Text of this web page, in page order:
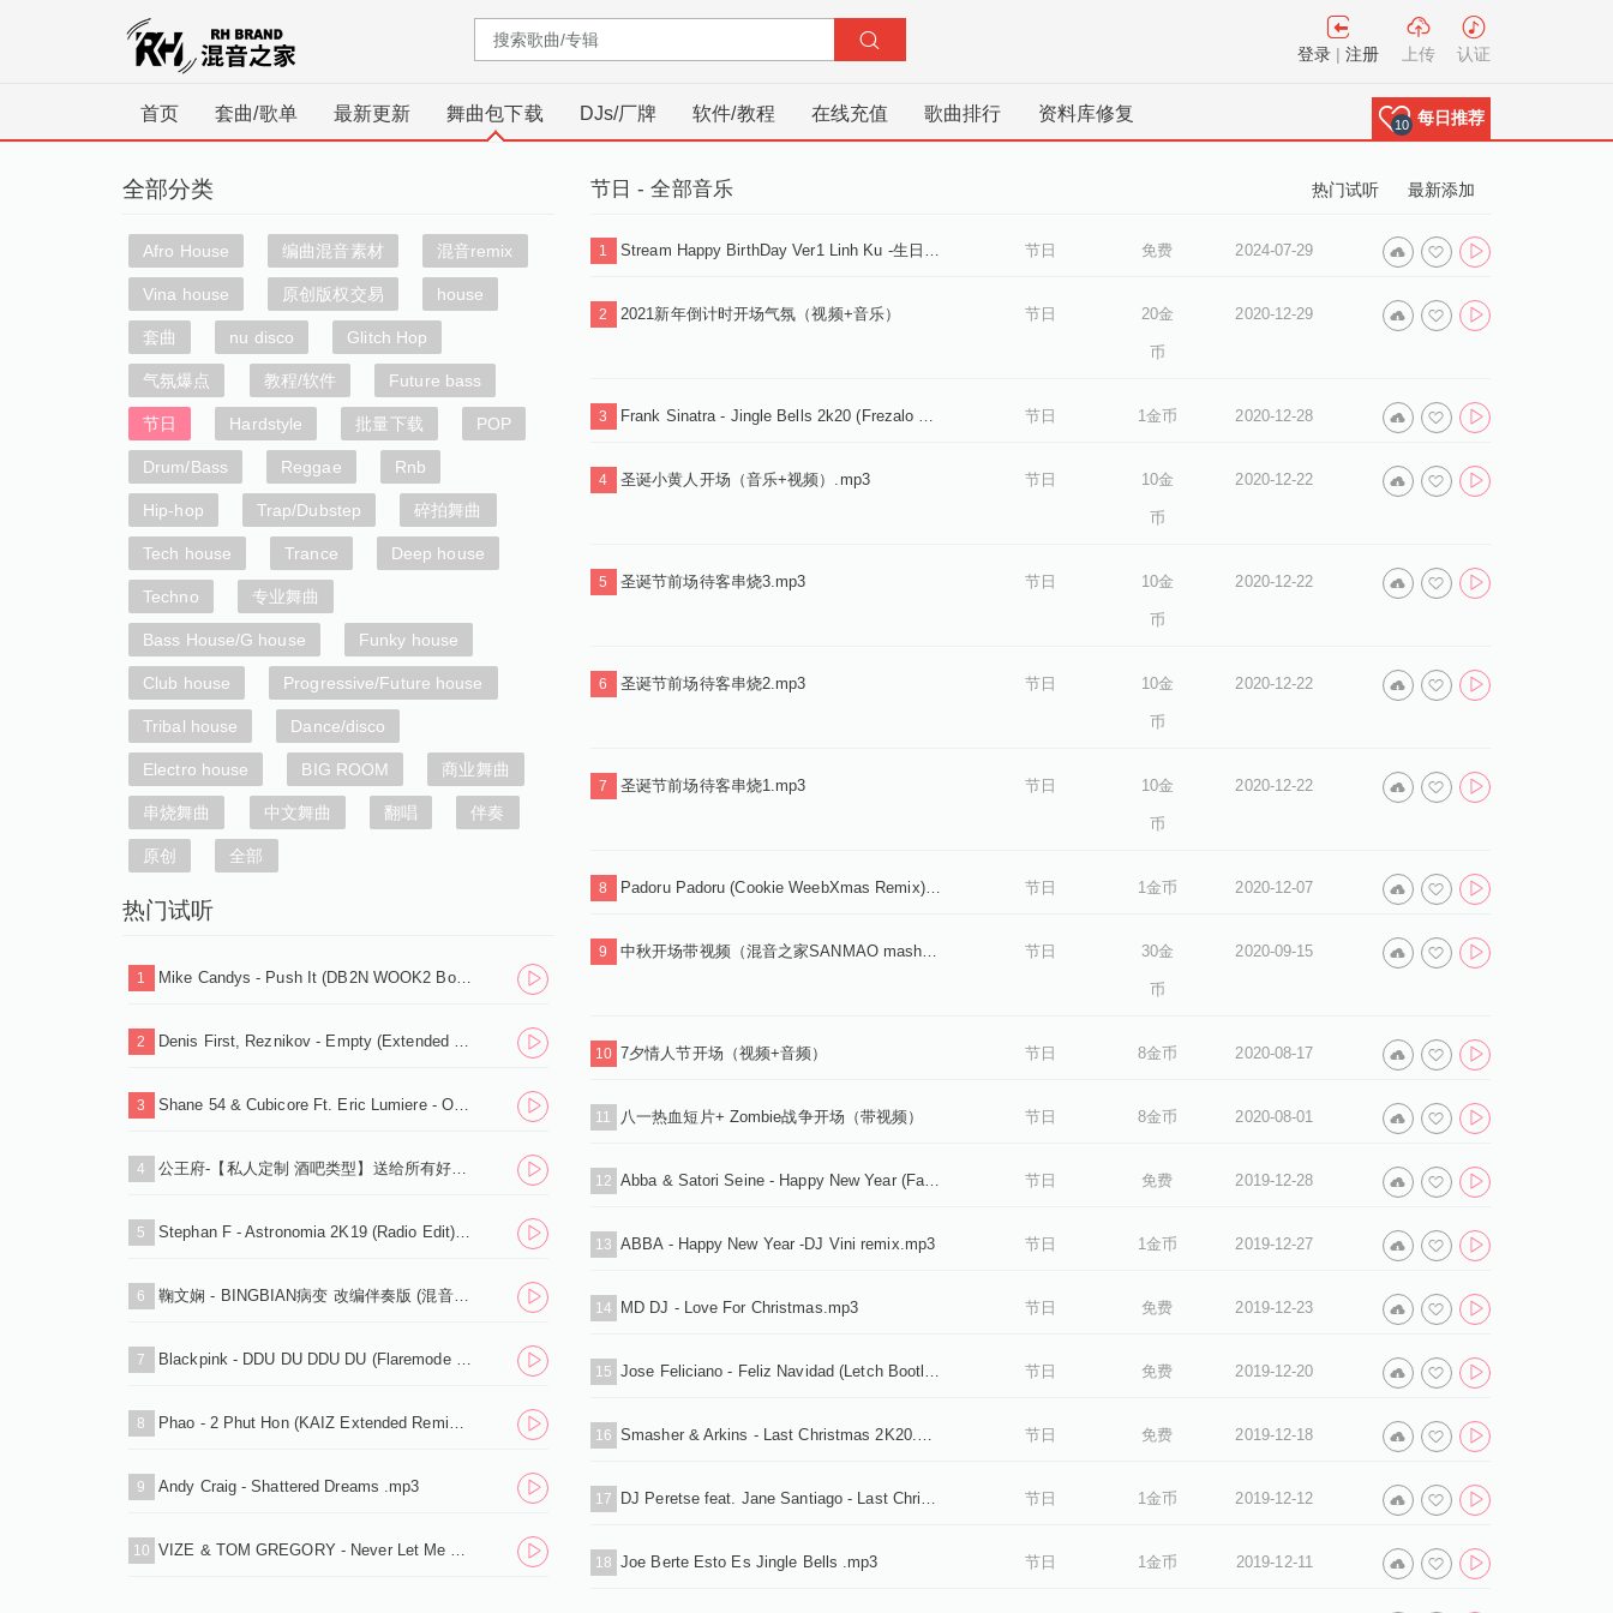
登录 |注册 上传 认证
首页 套曲/歌单 最新更新 舞曲包下载 DJs/厂牌 软件/教程 在线充值 歌曲排行 资料库修复
10 每日推荐
全部分类
Afro House 编曲混音素材 混音remix
Vina house 原创版权交易 house
套曲 nu disco Glitch Hop
气氛爆点 教程/软件 Future bass
节日 Hardstyle 批量下载 POP
Drum/Bass Reggae Rnb
Hip-hop Trap/Dubstep 碎拍舞曲
Tech house Trance Deep house
Techno 专业舞曲
Bass House/G house Funky house
Club house Progressive/Future house
Tribal house Dance/disco
Electro house BIG ROOM 商业舞曲
串烧舞曲 中文舞曲 翻唱 伴奏
原创 全部
热门试听
1 Mike Candys - Push It (DB2N WOOK2 Bounce Edit).mp3
2 Denis First, Reznikov - Empty (Extended Mix).mp3
3 Shane 54 & Cubicore Ft. Eric Lumiere - Out Of Time (Sagan Extended Remix).mp3
4 公王府-【私人定制 酒吧类型】送给所有好友，
5 Stephan F - Astronomia 2K19 (Radio Edit).mp3
6 鞠文娴 - BINGBIAN病变 改编伴奏版 (混音之家 REMIX)
7 Blackpink - DDU DU DDU DU (Flaremode Remix) .mp3
8 Phao - 2 Phut Hon (KAIZ Extended Remix).mp3
9 Andy Craig - Shattered Dreams .mp3
10 VIZE & TOM GREGORY - Never Let Me Down (Extended Mix).mp3
热门试听 最新添加
节日 - 全部音乐
1 Stream Happy BirthDay Ver1 Linh Ku -生日歌 vina house版 .wav 节日 免费 2024-07-29
2 2021新年倒计时开场气氛（视频+音乐） 节日 20金
币
2020-12-29
3 Frank Sinatra - Jingle Bells 2k20 (Frezalo Remix) .mp3 节日 1金币 2020-12-28
4 圣诞小黄人开场（音乐+视频）.mp3 节日 10金
币
2020-12-22
5 圣诞节前场待客串烧3.mp3 节日 10金
币
2020-12-22
6 圣诞节前场待客串烧2.mp3 节日 10金
币
2020-12-22
7 圣诞节前场待客串烧1.mp3 节日 10金
币
2020-12-22
8 Padoru Padoru (Cookie WeebXmas Remix).mp3 节日 1金币 2020-12-07
9 中秋开场带视频（混音之家SANMAO mashup） 节日 30金
币
2020-09-15
10 7夕情人节开场（视频+音频） 节日 8金币 2020-08-17
11 八一热血短片+ Zombie战争开场（带视频） 节日 8金币 2020-08-01
12 Abba & Satori Seine - Happy New Year (Fagira remix).mp3 节日 免费 2019-12-28
13 ABBA - Happy New Year -DJ Vini remix.mp3 节日 1金币 2019-12-27
14 MD DJ - Love For Christmas.mp3 节日 免费 2019-12-23
15 Jose Feliciano - Feliz Navidad (Letch Bootleg Chrismass ).mp3 节日 免费 2019-12-20
16 Smasher & Arkins - Last Christmas 2K20.mp3 节日 免费 2019-12-18
17 DJ Peretse feat. Jane Santiago - Last Christmas (Original Mix).mp3 节日 1金币 2019-12-12
18 Joe Berte Esto Es Jingle Bells .mp3 节日 1金币 2019-12-11